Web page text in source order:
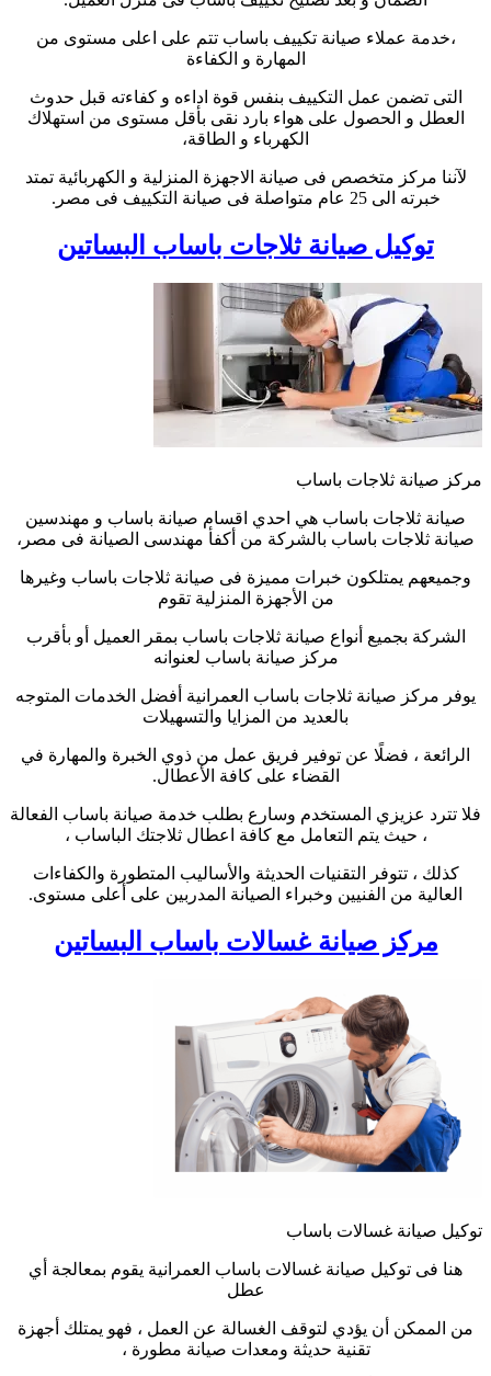
،خدمة عملاء صيانة تكييف باساب تتم على اعلى مستوى من
المهارة و الكفاءة
التى تضمن عمل التكييف بنفس قوة اداءه و كفاءته قبل حدوث
العطل و الحصول على هواء بارد نقى بأقل مستوى من استهلاك
الكهرباء و الطاقة،
لآننا مركز متخصص فى صيانة الاجهزة المنزلية و الكهربائية تمتد
خبرته الى 25 عام متواصلة فى صيانة التكييف فى مصر.
توكيل صيانة ثلاجات باساب البساتين
مركز صيانة ثلاجات باساب
صيانة ثلاجات باساب هي احدي اقسام صيانة باساب و مهندسين
صيانة ثلاجات باساب بالشركة من أكفأ مهندسى الصيانة فى مصر،
وجميعهم يمتلكون خبرات مميزة فى صيانة ثلاجات باساب وغيرها
من الأجهزة المنزلية تقوم
الشركة بجميع أنواع صيانة ثلاجات باساب بمقر العميل أو بأقرب
مركز صيانة باساب لعنوانه
يوفر مركز صيانة ثلاجات باساب العمرانية أفضل الخدمات المتوجه
بالعديد من المزايا والتسهيلات
الرائعة ، فضلًا عن توفير فريق عمل من ذوي الخبرة والمهارة في
القضاء على كافة الأعطال.
فلا تترد عزيزي المستخدم وسارع بطلب خدمة صيانة باساب الفعالة
، حيث يتم التعامل مع كافة اعطال ثلاجتك الباساب ،
كذلك ، تتوفر التقنيات الحديثة والأساليب المتطورة والكفاءات
العالية من الفنيين وخبراء الصيانة المدربين على أعلى مستوى.
مركز صيانة غسالات باساب البساتين
توكيل صيانة غسالات باساب
هنا فى توكيل صيانة غسالات باساب العمرانية يقوم بمعالجة أي
عطل
من الممكن أن يؤدي لتوقف الغسالة عن العمل ، فهو يمتلك أجهزة
تقنية حديثة ومعدات صيانة مطورة ،